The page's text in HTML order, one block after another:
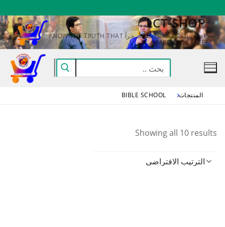
إلى
المحتوى
LCT-SHOP
اعرف الحقيقة التي تجعلك حراً KNOW THE TRUTH THAT
MAKES YOU FREE
البحث
المنتجات BIBLE SCHOOL
Showing all 10 results